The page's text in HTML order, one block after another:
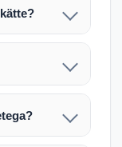
üle
teile e-
arve.
tellida